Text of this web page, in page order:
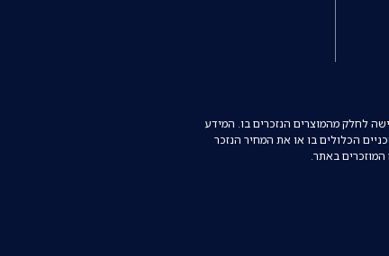
לחלק מהמוצרים הנזכרים בו. המידע
הכלולים בו או את המחיר הנזכר
באתר.